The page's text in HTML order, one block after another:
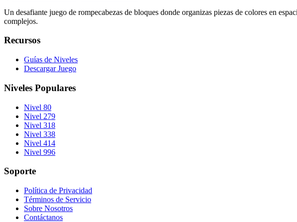
Un desafiante juego de rompecabezas de bloques donde organizas piezas de colores en
complejos.
Recursos
Guías de Niveles
Descargar Juego
Niveles Populares
Nivel 80
Nivel 279
Nivel 318
Nivel 338
Nivel 414
Nivel 996
Soporte
Política de Privacidad
Términos de Servicio
Sobre Nosotros
Contáctanos